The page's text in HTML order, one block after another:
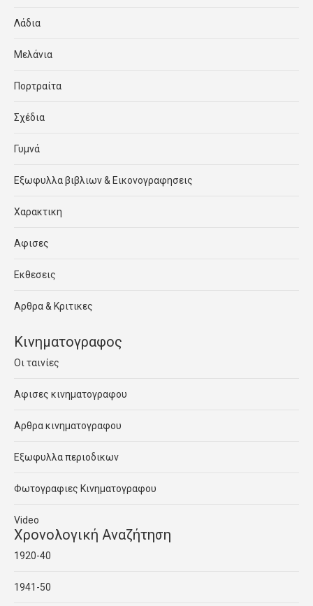
Λάδια
Μελάνια
Πορτραίτα
Σχέδια
Γυμνά
Εξωφυλλα βιβλιων & Εικονογραφησεις
Χαρακτικη
Αφισες
Εκθεσεις
Αρθρα & Κριτικες
Κινηματογραφος
Οι ταινίες
Αφισες κινηματογραφου
Αρθρα κινηματογραφου
Εξωφυλλα περιοδικων
Φωτογραφιες Κινηματογραφου
Video
Χρονολογική Αναζήτηση
1920-40
1941-50